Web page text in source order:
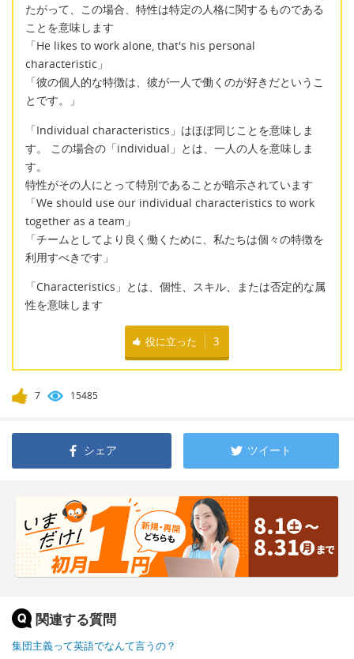
たがって、この場合、特性は特定の人格に関するものである
ことを意味します
「He likes to work alone, that's his personal
characteristic」
「彼の個人的な特徴は、彼が一人で働くのが好きだというこ
とです。」
「Individual characteristics」はほぼ同じことを意味しま
す。 この場合の「individual」とは、一人の人を意味しま
す。
特性がその人にとって特別であることが暗示されています
「We should use our individual characteristics to work
together as a team」
「チームとしてより良く働くために、私たちは個々の特徴を
利用すべきです」
「Characteristics」とは、個性、スキル、または否定的な属
性を意味します
役に立った 3
7 15485
シェア ツイート
関連する質問
集団主義って英語でなんて言うの？